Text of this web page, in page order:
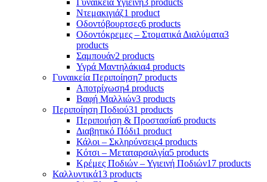
Ντεμακιγιάζ1 product
Οδοντόβουρτσες6 products
Οδοντόκρεμες – Στοματικά Διαλύματα3
products
Σαμπουάν2 products
Υγρά Μαντηλάκια4 products
Γυναικεία Περιποίηση7 products
Αποτρίχωση4 products
Βαφή Μαλλιών3 products
Περιποίηση Ποδιού31 products
Περιποιήση & Προστασία6 products
Διαβητικό Πόδι1 product
Κάλοι – Σκληρύνσεις4 products
Κότσι – Μεταταρσαλγία5 products
Κρέμες Ποδιών – Υγιεινή Ποδιών17 products
Καλλυντικά13 products